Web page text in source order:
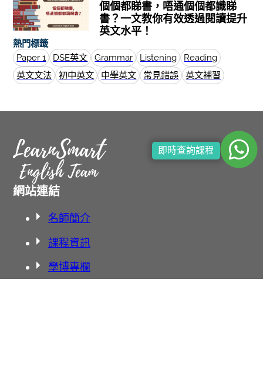
個個都睇書，唔通個個都識睇
書？一文教你有效透過閱讀提升
英文水平！
熱門標籤
Paper 1
DSE英文 Grammar Listening
Reading
英文文法
初中英文 中學英文 常見錯誤 英文補習
即時查詢課程
網站連結
名師簡介
課程資訊
學博專欄